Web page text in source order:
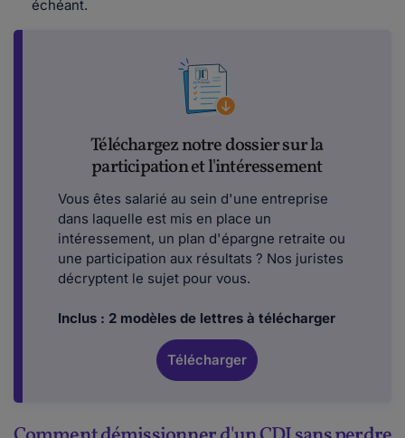
échéant.
Téléchargez notre dossier sur la
participation et l'intéressement
Vous êtes salarié au sein d'une entreprise
dans laquelle est mis en place un
intéressement, un plan d'épargne retraite ou
une participation aux résultats ? Nos juristes
décryptent le sujet pour vous.
Inclus : 2 modèles de lettres à télécharger
Télécharger